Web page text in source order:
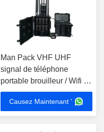
Man Pack VHF UHF
signal de téléphone
portable brouilleur / Wifi /
GPS L1,130W Max 5
bandes, 1 à 2 heures
Causez Maintenant '